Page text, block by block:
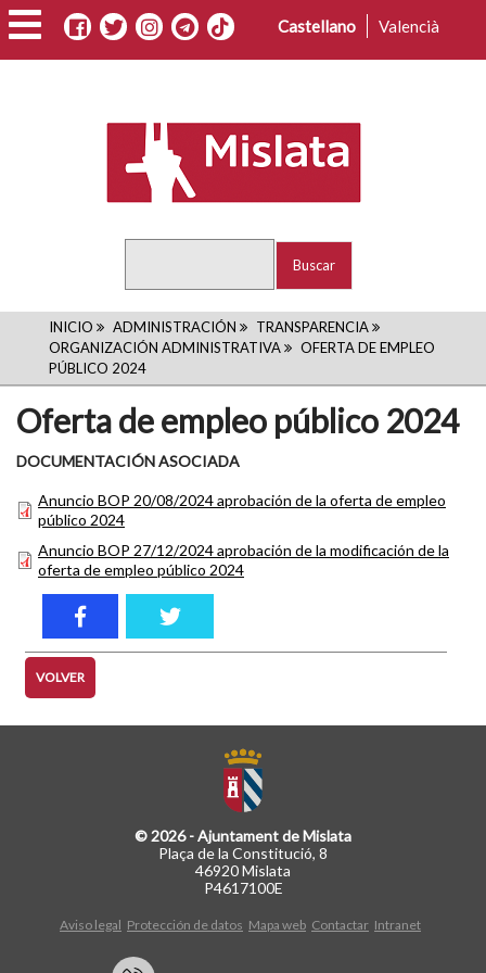
Pasar
al
contenido
Castellano Valencià
RUTA
DE
NAVEGACIÓN
INICIO ADMINISTRACIÓN
TRANSPARENCIA
ORGANIZACIÓN ADMINISTRATIVA
OFERTA DE EMPLEO
PÚBLICO 2024
Oferta de empleo público 2024
DOCUMENTACIÓN ASOCIADA
Anuncio BOP 20/08/2024 aprobación de la oferta de empleo
público 2024
Anuncio BOP 27/12/2024 aprobación de la modificación de la
oferta de empleo público 2024
VOLVER
© 2026 - Ajuntament de Mislata
Plaça de la Constitució, 8
46920 Mislata
P4617100E
Aviso legal Protección de datos Mapa web Contactar Intranet